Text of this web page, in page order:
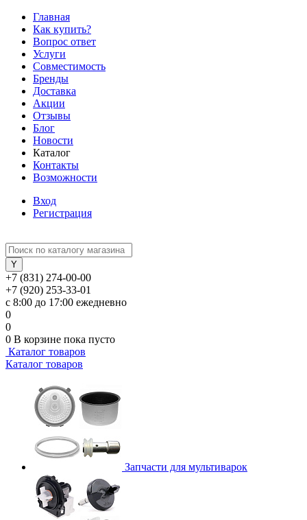
Главная
Как купить?
Вопрос ответ
Услуги
Совместимость
Бренды
Доставка
Акции
Отзывы
Блог
Новости
Каталог
Контакты
Возможности
Вход
Регистрация
+7 (831) 274-00-00
+7 (920) 253-33-01
с 8:00 до 17:00 ежедневно
0
0
0 В корзине пока пусто
Каталог товаров
Каталог товаров
Запчасти для мультиварок